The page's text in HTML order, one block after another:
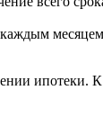
ипотеки.